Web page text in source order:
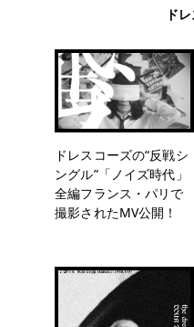
ド
ドレスコーズの“反戦シ
ングル”「ノイズ時代」
全編フランス・パリで
撮影されたMV公開！